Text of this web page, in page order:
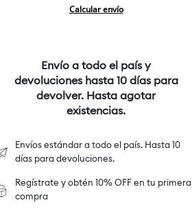
Calcular envío
Envío a todo el país y
devoluciones hasta 10 días para
devolver. Hasta agotar
existencias.
Envíos estándar a todo el país. Hasta 10
días para devoluciones.
Regístrate y obtén 10% OFF en tu primera
compra